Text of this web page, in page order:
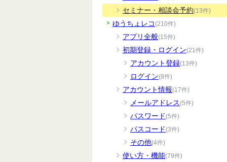
セミナー・相談会予約(13件)
ゆうちょレコ(210件)
アプリ全般(15件)
初期登録・ログイン(21件)
アカウント登録(13件)
ログイン(8件)
アカウント情報(17件)
メールアドレス(5件)
パスワード(5件)
パスコード(3件)
その他(4件)
使い方・機能(79件)